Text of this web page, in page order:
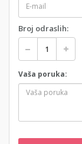
Broj odraslih:
Vaša poruka: